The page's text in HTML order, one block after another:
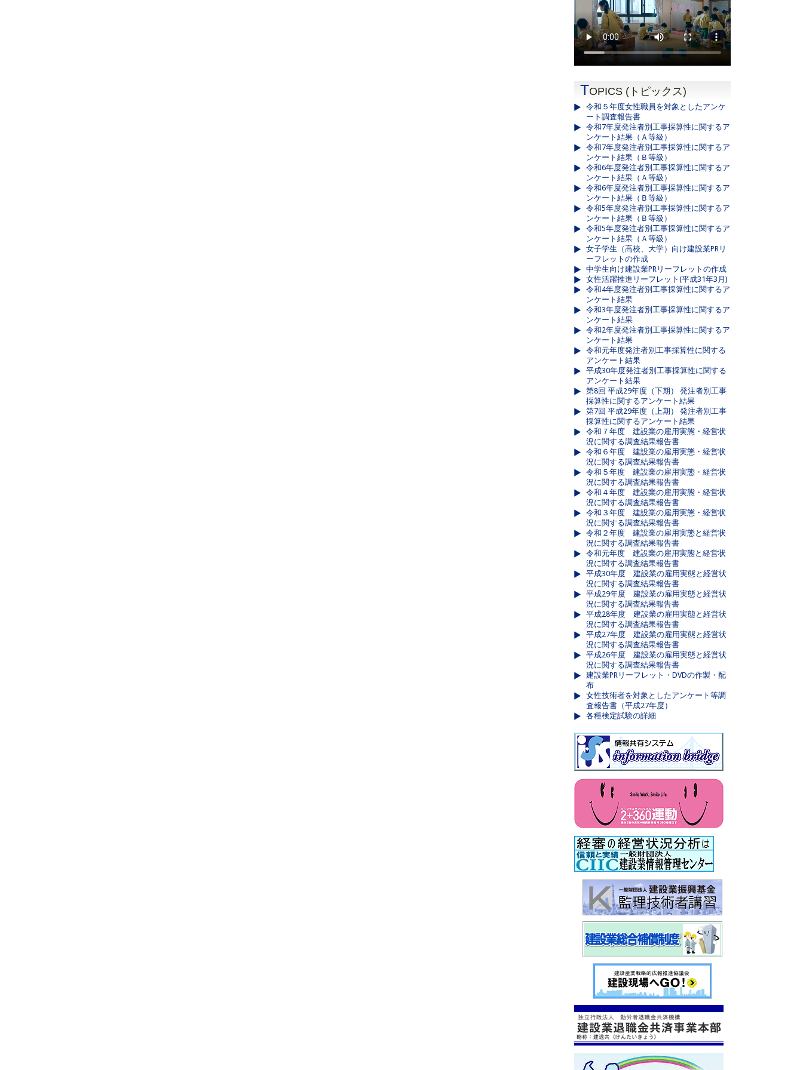
TOPICS (トピックス)
令和５年度女性職員を対象としたアンケ
ート調査報告書
令和7年度発注者別工事採算性に関するア
ンケート結果（Ａ等級）
令和7年度発注者別工事採算性に関するア
ンケート結果（Ｂ等級）
令和6年度発注者別工事採算性に関するア
ンケート結果（Ａ等級）
令和6年度発注者別工事採算性に関するア
ンケート結果（Ｂ等級）
令和5年度発注者別工事採算性に関するア
ンケート結果（Ｂ等級）
令和5年度発注者別工事採算性に関するア
ンケート結果（Ａ等級）
女子学生（高校、大学）向け建設業PRリ
ーフレットの作成
中学生向け建設業PRリーフレットの作成
女性活躍推進リーフレット(平成31年3月)
令和4年度発注者別工事採算性に関するア
ンケート結果
令和3年度発注者別工事採算性に関するア
ンケート結果
令和2年度発注者別工事採算性に関するア
ンケート結果
令和元年度発注者別工事採算性に関する
アンケート結果
平成30年度発注者別工事採算性に関する
アンケート結果
第8回 平成29年度（下期） 発注者別工事
採算性に関するアンケート結果
第7回 平成29年度（上期） 発注者別工事
採算性に関するアンケート結果
令和７年度 建設業の雇用実態・経営状
況に関する調査結果報告書
令和６年度 建設業の雇用実態・経営状
況に関する調査結果報告書
令和５年度 建設業の雇用実態・経営状
況に関する調査結果報告書
令和４年度 建設業の雇用実態・経営状
況に関する調査結果報告書
令和３年度 建設業の雇用実態・経営状
況に関する調査結果報告書
令和２年度 建設業の雇用実態と経営状
況に関する調査結果報告書
令和元年度 建設業の雇用実態と経営状
況に関する調査結果報告書
平成30年度 建設業の雇用実態と経営状
況に関する調査結果報告書
平成29年度 建設業の雇用実態と経営状
況に関する調査結果報告書
平成28年度 建設業の雇用実態と経営状
況に関する調査結果報告書
平成27年度 建設業の雇用実態と経営状
況に関する調査結果報告書
平成26年度 建設業の雇用実態と経営状
況に関する調査結果報告書
建設業PRリーフレット・DVDの作製・配
布
女性技術者を対象としたアンケート等調
査報告書（平成27年度）
各種検定試験の詳細